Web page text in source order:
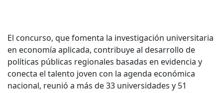
El concurso, que fomenta la investigación universitaria
en economía aplicada, contribuye al desarrollo de
políticas públicas regionales basadas en evidencia y
conecta el talento joven con la agenda económica
nacional, reunió a más de 33 universidades y 51